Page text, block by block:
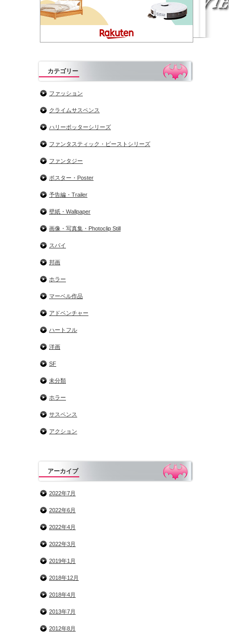
カテゴリー
ファッション
クライムサスペンス
ハリーポッターシリーズ
ファンタスティック・ビーストシリーズ
ファンタジー
ポスター・Poster
予告編・Trailer
壁紙・Wallpaper
画像・写真集・Photoclip Still
スパイ
邦画
ホラー
マーベル作品
アドベンチャー
ハートフル
洋画
SF
未分類
ホラー
サスペンス
アクション
アーカイブ
2022年7月
2022年6月
2022年4月
2022年3月
2019年1月
2018年12月
2018年4月
2013年7月
2012年8月